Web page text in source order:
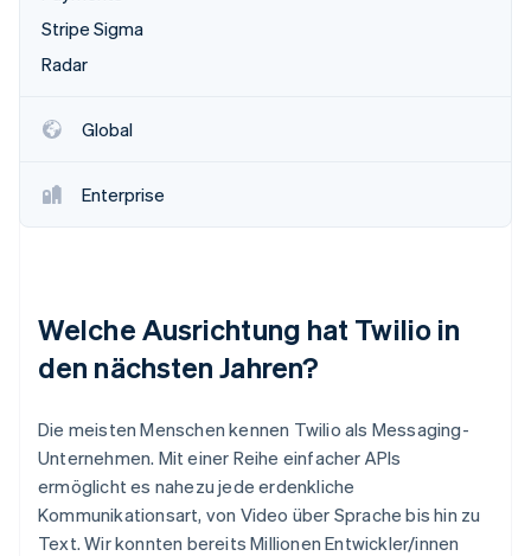
Stripe Sigma
Radar
Global
Enterprise
Welche Ausrichtung hat Twilio in
den nächsten Jahren?
Die meisten Menschen kennen Twilio als Messaging-
Unternehmen. Mit einer Reihe einfacher APIs
ermöglicht es nahezu jede erdenkliche
Kommunikationsart, von Video über Sprache bis hin zu
Text. Wir konnten bereits Millionen Entwickler/innen